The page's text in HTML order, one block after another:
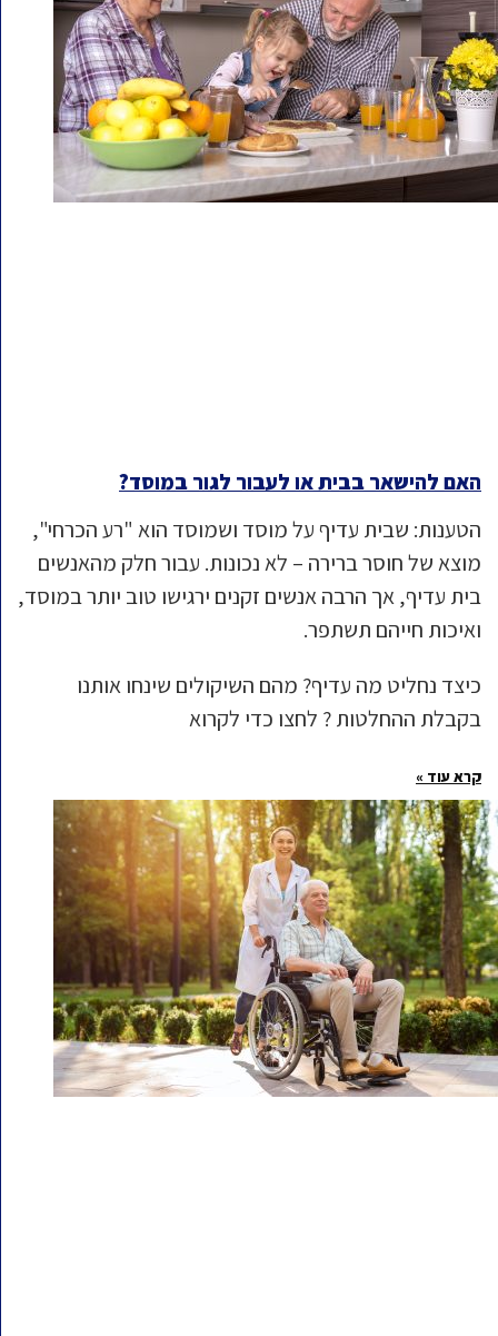
האם להישאר בבית או לעבור לגור במוסד?
הטענות: שבית עדיף על מוסד ושמוסד הוא "רע הכרחי",
מוצא של חוסר ברירה – לא נכונות. עבור חלק מהאנשים
בית עדיף, אך הרבה אנשים זקנים ירגישו טוב יותר במוסד,
ואיכות חייהם תשתפר.
כיצד נחליט מה עדיף? מהם השיקולים שינחו אותנו
בקבלת ההחלטות ? לחצו כדי לקרוא
קרא עוד »